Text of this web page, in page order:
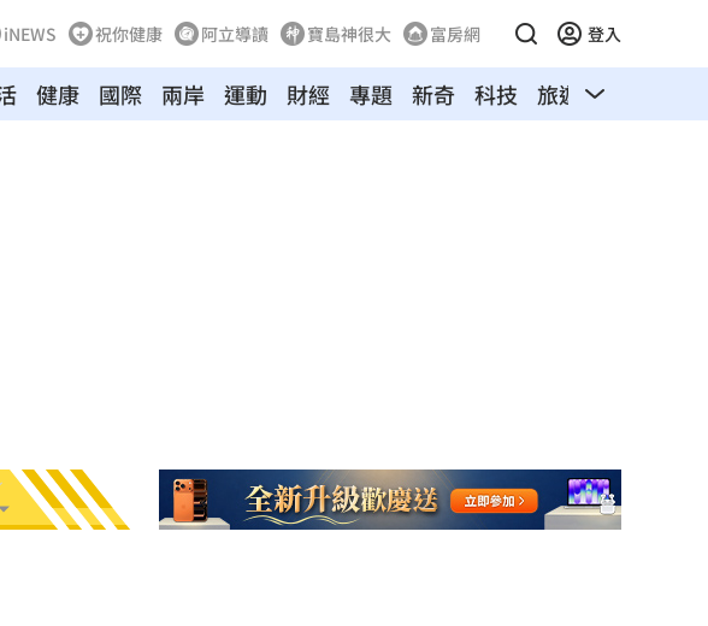
iNEWS 祝你健康 阿立導讀 寶島神很大 富房網 登入
健康 國際 兩岸 運動 財經 專題 新奇 科技 旅遊 汽車